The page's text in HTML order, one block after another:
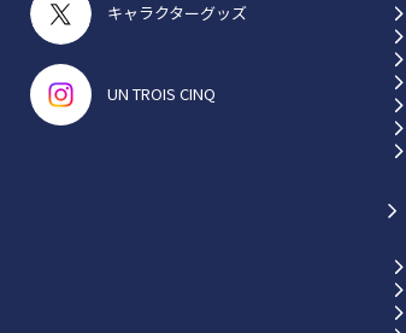
キャラクターグッズ
UN TROIS CINQ